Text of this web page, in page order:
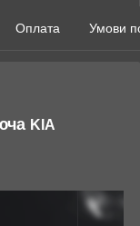
Оплата Умови
KIA